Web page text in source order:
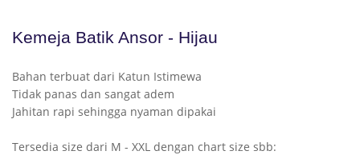
Kemeja Batik Ansor - Hijau
Bahan terbuat dari Katun Istimewa
Tidak panas dan sangat adem
Jahitan rapi sehingga nyaman dipakai
Tersedia size dari M - XXL dengan chart size sbb: